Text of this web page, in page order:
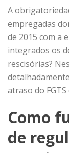
A
empregadas
de 2015 com a
integrados os
rescisórias?
atraso do
Como
de